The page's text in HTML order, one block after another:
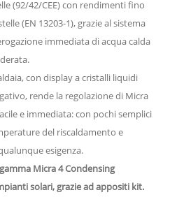
(92/42/CEE) con rendimenti fino
(EN 13203-1), grazie al sistema
immediata di acqua calda
con display a cristalli liquidi
rende la regolazione di Micra
e immediata: con pochi semplici
del riscaldamento e
esigenza.
Micra 4 Condensing
solari, grazie ad appositi kit.